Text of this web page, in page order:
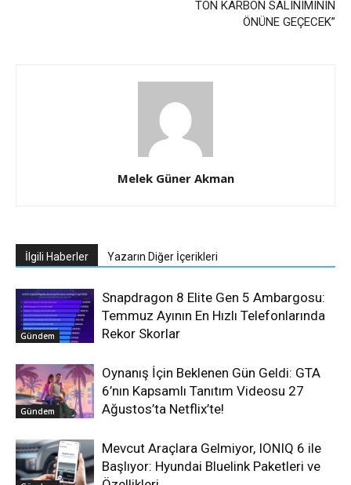
TON KARBON SALINIMININ
ÖNÜNE GEÇECEK”
Melek Güner Akman
İlgili Haberler Yazarın Diğer İçerikleri
Gündem
Snapdragon 8 Elite Gen 5 Ambargosu:
Temmuz Ayının En Hızlı Telefonlarında
Rekor Skorlar
Gündem
Oynanış İçin Beklenen Gün Geldi: GTA
6’nın Kapsamlı Tanıtım Videosu 27
Ağustos’ta Netflix’te!
Mevcut Araçlara Gelmiyor, IONIQ 6 ile
Başlıyor: Hyundai Bluelink Paketleri ve